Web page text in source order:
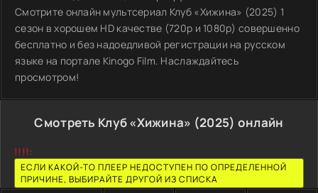
Смотрите онлайн мультсериал Клуб «Хижина» (2025) 1
сезон в хорошем HD качестве (720p и 1080p) совершенно
бесплатно и без надоедливой регистрации на русском
языке на портале Kinogo Film. Наслаждайтесь
просмотром!
Смотреть Клуб «Хижина» (2025) онлайн
!!!!:
ЕСЛИ КАКОЙ-ТО ПЛЕЕР НЕДОСТУПЕН ПО ОПРЕДЕЛЕННОЙ
ПРИЧИНЕ, ВЫБИРАЙТЕ ДРУГОЙ ИЗ СПИСКА